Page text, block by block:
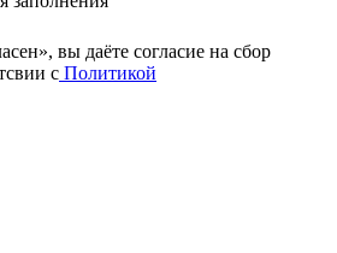
вы даёте cогласие на сбор
с Политикой